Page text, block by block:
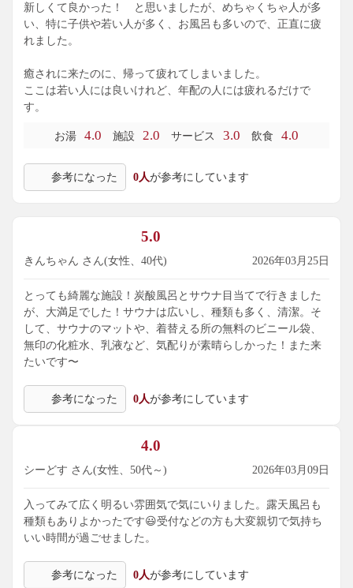
新しくて良かった！ と思いましたが、めちゃくちゃ人が多
い、特に子供や若い人が多く、お風呂も多いので、正直に疲
れました。
癒されに来たのに、帰って疲れてしまいました。
ここは若い人には良いけれど、年配の人には疲れるだけで
す。
お湯 4.0 施設 2.0 サービス 3.0 飲食 4.0
参考になった 0人が参考にしています
5.0
きんちゃん さん(女性、40代) 2026年03月25日
とっても綺麗な施設！炭酸風呂とサウナ目当てで行きました
が、大満足でした！サウナは広いし、種類も多く、清潔。そ
して、サウナのマットや、着替える所の無料のビニール袋、
無印の化粧水、乳液など、気配りが素晴らしかった！また来
たいです〜
参考になった 0人が参考にしています
4.0
シーどす さん(女性、50代～) 2026年03月09日
入ってみて広く明るい雰囲気で気にいりました。露天風呂も
種類もありよかったです😃受付などの方も大変親切で気持ち
いい時間が過ごせました。
参考になった 0人が参考にしています